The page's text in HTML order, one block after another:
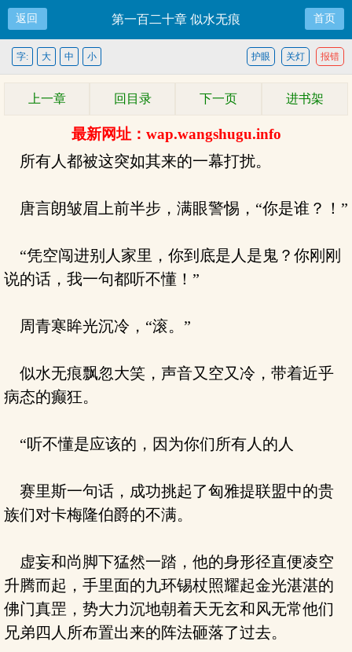
返回 第一百二十章 似水无痕 首页
报错
关灯
护眼
字: 大 中 小
上一章 回目录 下一页 进书架
最新网址：wap.wangshugu.info
所有人都被这突如其来的一幕打扰。
唐言朗皱眉上前半步，满眼警惕，“你是谁？！”
“凭空闯进别人家里，你到底是人是鬼？你刚刚
说的话，我一句都听不懂！”
周青寒眸光沉冷，“滚。”
似水无痕飘忽大笑，声音又空又冷，带着近乎
病态的癫狂。
“听不懂是应该的，因为你们所有人的人
赛里斯一句话，成功挑起了匈雅提联盟中的贵
族们对卡梅隆伯爵的不满。
虚妄和尚脚下猛然一踏，他的身形径直便凌空
升腾而起，手里面的九环锡杖照耀起金光湛湛的
佛门真罡，势大力沉地朝着天无玄和风无常他们
兄弟四人所布置出来的阵法砸落了过去。